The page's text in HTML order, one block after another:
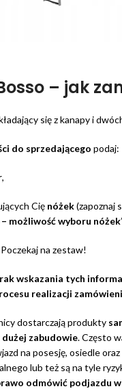
– jak
się z kanapy i
do sprzedającego podaj:
,
Cię nóżek(zapoznaj
możliwość wyboru nóżek
na zestaw!
wskazania tych
realizacji
dostarczają produkty
zabudowie. Często
na posesję, osiedle
lub też są na tyle
odmówić podjazdu